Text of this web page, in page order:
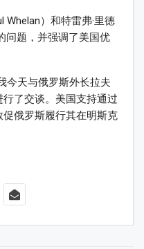
Whelan）和特雷弗·里德
问题，并强调了美国优
今天与俄罗斯外长拉夫
了交谈。美国支持通过
俄罗斯履行其在明斯克